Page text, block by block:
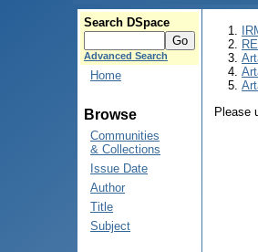
Search DSpace
Advanced Search
Home
Browse
Communities
& Collections
Issue Date
Author
Title
Subject
Please